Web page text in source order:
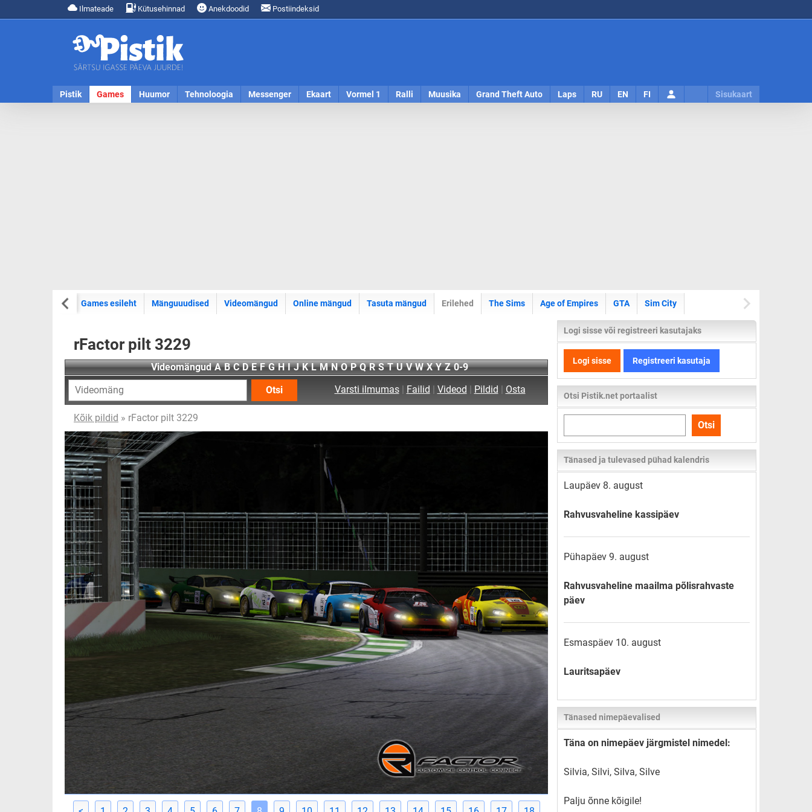
Ilmateade Kütusehinnad Anekdoodid Postiindeksid
Pistik Games Huumor Tehnoloogia Messenger Ekaart Vormel 1 Ralli Muusika Grand Theft Auto Laps RU EN FI Sisukaart
Games esileht Mänguuudised Videomängud Online mängud Tasuta mängud Erilehed The Sims Age of Empires GTA Sim City
rFactor pilt 3229
Videomängud A B C D E F G H I J K L M N O P Q R S T U V W X Y Z 0-9
Otsi
Varsti ilmumas| Failid | Videod | Pildid | Osta
Kõik pildid » rFactor pilt 3229
Logi sisse või registreeri kasutajaks
Logi sisse Registreeri kasutaja
Otsi Pistik.net portaalist
kogu
lehelt
Otsi
Tänased ja tulevased pühad kalendris
Laupäev 8. august
Rahvusvaheline kassipäev
Pühapäev 9. august
Rahvusvaheline maailma põlisrahvaste
päev
Esmaspäev 10. august
Lauritsapäev
Tänased nimepäevalised
Täna on nimepäev järgmistel nimedel:
Silvia, Silvi, Silva, Silve
Palju õnne kõigile!